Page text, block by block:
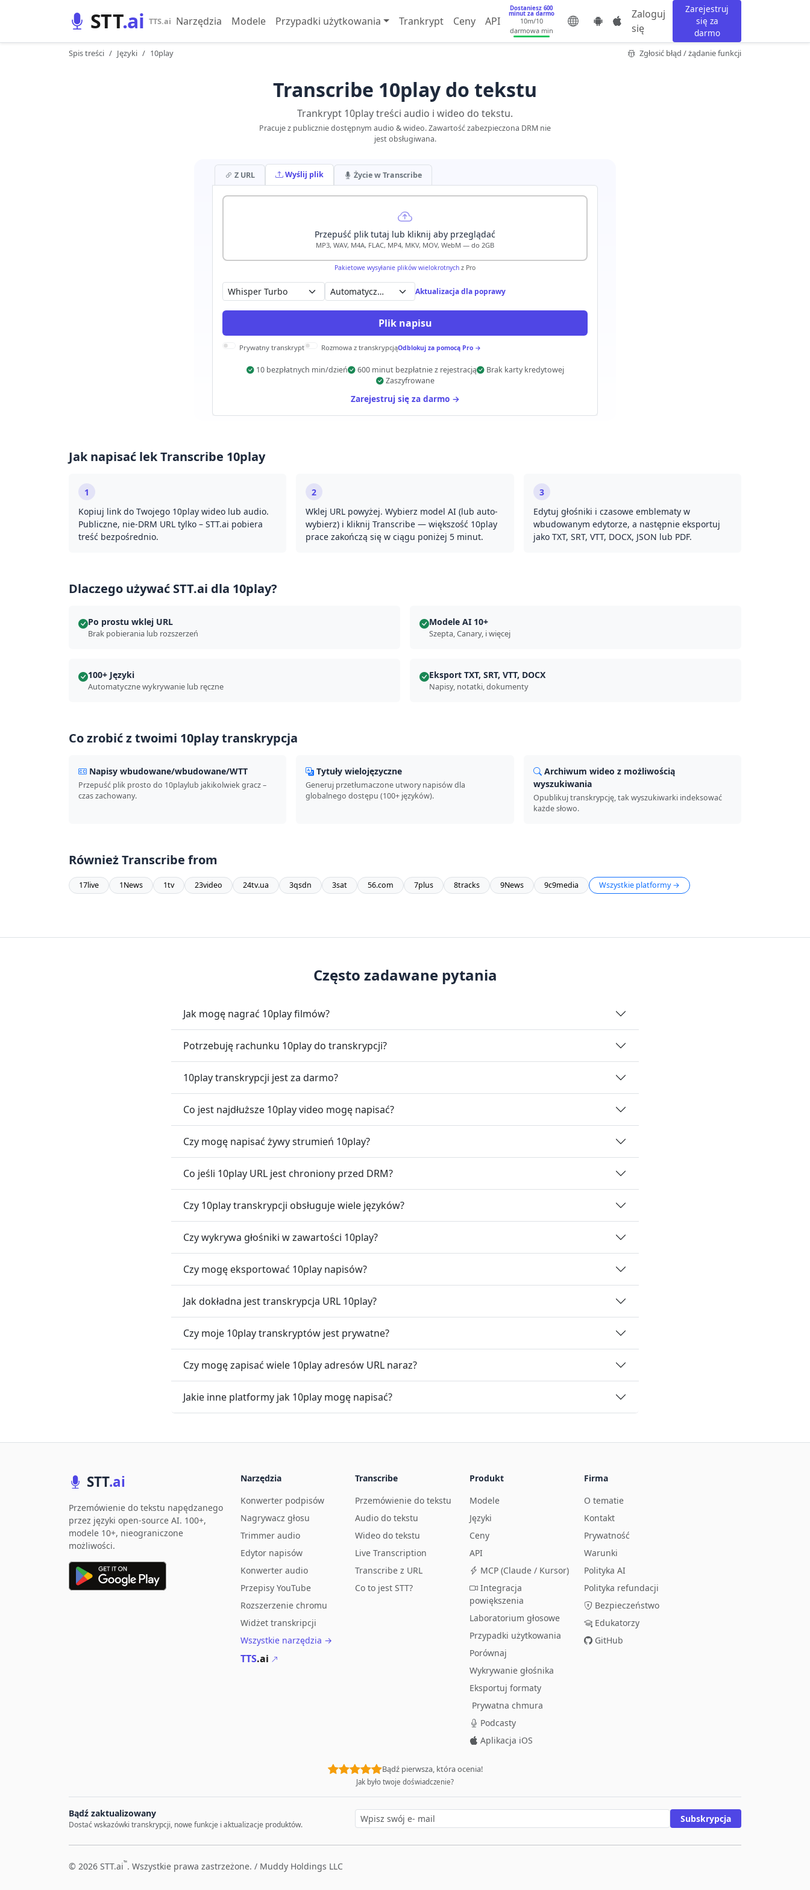
STT.ai TTS.ai Narzędzia Modele Przypadki użytkowania Trankrypt Ceny API
Dostaniesz 600
minut za darmo
10m/10
darmowa min
Zaloguj
się
Zarejestruj
się za
darmo
Spis treści Języki 10play Zgłosić błąd / żądanie funkcji
Transcribe 10play do tekstu
Trankrypt 10play treści audio i wideo do tekstu.
Pracuje z publicznie dostępnym audio & wideo. Zawartość zabezpieczona DRM nie
jest obsługiwana.
Z URL Wyślij plik Życie w Transcribe
Przepuść plik tutaj lub kliknij aby przeglądać
MP3, WAV, M4A, FLAC, MP4, MKV, MOV, WebM — do 2GB
Pakietowe wysyłanie plików wielokrotnych z Pro
Automatyczne wykrywanieAktualizacja dla poprawy
Plik napisu
Prywatny transkrypt Rozmowa z transkrypcjąOdblokuj za pomocą Pro →
10 bezpłatnych min/dzień 600 minut bezpłatnie z rejestracją
Brak karty kredytowej
Zaszyfrowane
Zarejestruj się za darmo →
Jak napisać lek Transcribe 10play
1
Kopiuj link do Twojego 10play wideo lub audio.
Publiczne, nie-DRM URL tylko – STT.ai pobiera
treść bezpośrednio.
2
Wklej URL powyżej. Wybierz model AI (lub auto-
wybierz) i kliknij Transcribe — większość 10play
prace zakończą się w ciągu poniżej 5 minut.
3
Edytuj głośniki i czasowe emblematy w
wbudowanym edytorze, a następnie eksportuj
jako TXT, SRT, VTT, DOCX, JSON lub PDF.
Dlaczego używać STT.ai dla 10play?
Po prostu wklej URL
Brak pobierania lub rozszerzeń
Modele AI 10+
Szepta, Canary, i więcej
100+ Języki
Automatyczne wykrywanie lub ręczne
Eksport TXT, SRT, VTT, DOCX
Napisy, notatki, dokumenty
Co zrobić z twoimi 10play transkrypcja
Napisy wbudowane/wbudowane/WTT
Przepuść plik prosto do 10playlub jakikolwiek gracz –
czas zachowany.
Tytuły wielojęzyczne
Generuj przetłumaczone utwory napisów dla
globalnego dostępu (100+ języków).
Archiwum wideo z możliwością
wyszukiwania
Opublikuj transkrypcję, tak wyszukiwarki indeksować
każde słowo.
Również Transcribe from
17live 1News 1tv 23video 24tv.ua 3qsdn 3sat 56.com 7plus 8tracks 9News 9c9media Wszystkie platformy →
Często zadawane pytania
Jak mogę nagrać 10play filmów?
Potrzebuję rachunku 10play do transkrypcji?
10play transkrypcji jest za darmo?
Co jest najdłuższe 10play video mogę napisać?
Czy mogę napisać żywy strumień 10play?
Co jeśli 10play URL jest chroniony przed DRM?
Czy 10play transkrypcji obsługuje wiele języków?
Czy wykrywa głośniki w zawartości 10play?
Czy mogę eksportować 10play napisów?
Jak dokładna jest transkrypcja URL 10play?
Czy moje 10play transkryptów jest prywatne?
Czy mogę zapisać wiele 10play adresów URL naraz?
Jakie inne platformy jak 10play mogę napisać?
STT.ai
Przemówienie do tekstu napędzanego
przez języki open-source AI. 100+,
modele 10+, nieograniczone
możliwości.
Narzędzia
Konwerter podpisów
Nagrywacz głosu
Trimmer audio
Edytor napisów
Konwerter audio
Przepisy YouTube
Rozszerzenie chromu
Widżet transkripcji
Wszystkie narzędzia →
TTS.ai
Transcribe
Przemówienie do tekstu
Audio do tekstu
Wideo do tekstu
Live Transcription
Transcribe z URL
Co to jest STT?
Produkt
Modele
Języki
Ceny
API
MCP (Claude / Kursor)
Integracja
powiększenia
Laboratorium głosowe
Przypadki użytkowania
Porównaj
Wykrywanie głośnika
Eksportuj formaty
Prywatna chmura
Podcasty
Aplikacja iOS
Firma
O tematie
Kontakt
Prywatność
Warunki
Polityka AI
Polityka refundacji
Bezpieczeństwo
Edukatorzy
GitHub
Bądź pierwsza, która ocenia!
Jak było twoje doświadczenie?
Bądź zaktualizowany
Dostać wskazówki transkrypcji, nowe funkcje i aktualizacje produktów.
Subskrypcja
© 2026 STT.ai™. Wszystkie prawa zastrzeżone. / Muddy Holdings LLC